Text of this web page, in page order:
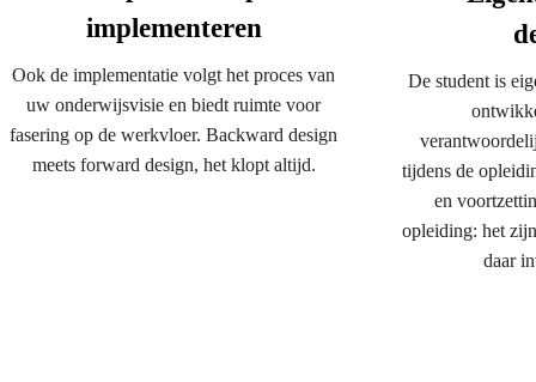
implementeren
Ook de implementatie volgt het proces van
uw onderwijsvisie en biedt ruimte voor
fasering op de werkvloer. Backward design
meets forward design, het klopt altijd.
De student is
tijdens de
en
opleiding: het
daar